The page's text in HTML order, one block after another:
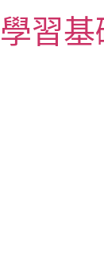
至
主
學習